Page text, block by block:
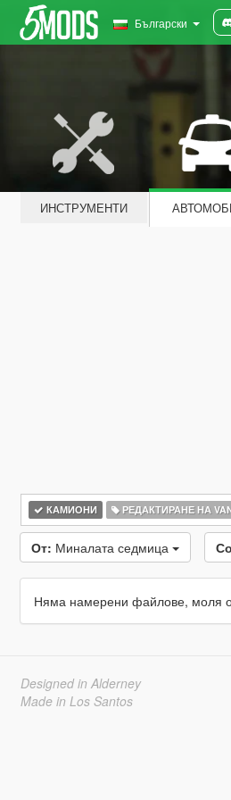
Български
ИНСТРУМЕНТИ
КАМИОНИ РЕДАКТИРАНЕ НА
От: Миналата седмица
Няма намерени файлове, моля
Designed in Alderney
Made in Los Santos